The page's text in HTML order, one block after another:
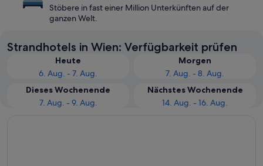
Stöbere in fast einer Million Unterkünften auf der
ganzen Welt.
Strandhotels in Wien: Verfügbarkeit prüfen
Heute
6. Aug. - 7. Aug.
Morgen
7. Aug. - 8. Aug.
Dieses Wochenende
7. Aug. - 9. Aug.
Nächstes Wochenende
14. Aug. - 16. Aug.